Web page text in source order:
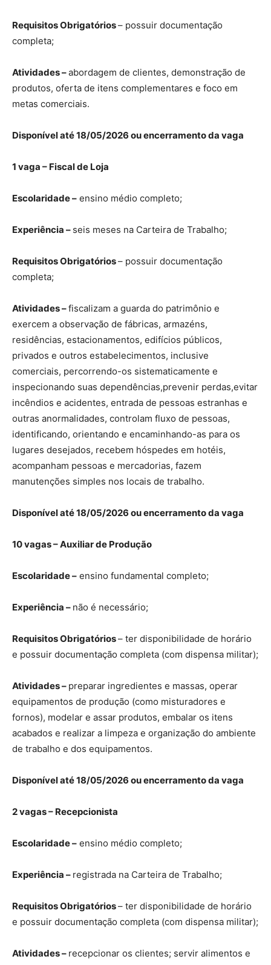
Requisitos Obrigatórios– possuir documentação
completa;
Atividades –abordagem de clientes, demonstração de
produtos, oferta de itens complementares e foco em
metas comerciais.
Disponível até 18/05/2026 ou encerramento da vaga
1 vaga – Fiscal de Loja
Escolaridade – ensino médio completo;
Experiência – seis meses na Carteira de Trabalho;
Requisitos Obrigatórios– possuir documentação
completa;
Atividades –fiscalizam a guarda do patrimônio e
exercem a observação de fábricas, armazéns,
residências, estacionamentos, edifícios públicos,
privados e outros estabelecimentos, inclusive
comerciais, percorrendo-os sistematicamente e
inspecionando suas dependências,prevenir perdas,evitar
incêndios e acidentes, entrada de pessoas estranhas e
outras anormalidades, controlam fluxo de pessoas,
identificando, orientando e encaminhando-as para os
lugares desejados, recebem hóspedes em hotéis,
acompanham pessoas e mercadorias, fazem
manutenções simples nos locais de trabalho.
Disponível até 18/05/2026 ou encerramento da vaga
10 vagas – Auxiliar de Produção
Escolaridade – ensino fundamental completo;
Experiência – não é necessário;
Requisitos Obrigatórios– ter disponibilidade de horário
e possuir documentação completa (com dispensa militar);
Atividades – preparar ingredientes e massas, operar
equipamentos de produção (como misturadores e
fornos), modelar e assar produtos, embalar os itens
acabados e realizar a limpeza e organização do ambiente
de trabalho e dos equipamentos.
Disponível até 18/05/2026 ou encerramento da vaga
2 vagas – Recepcionista
Escolaridade – ensino médio completo;
Experiência – registrada na Carteira de Trabalho;
Requisitos Obrigatórios– ter disponibilidade de horário
e possuir documentação completa (com dispensa militar);
Atividades – recepcionar os clientes; servir alimentos e